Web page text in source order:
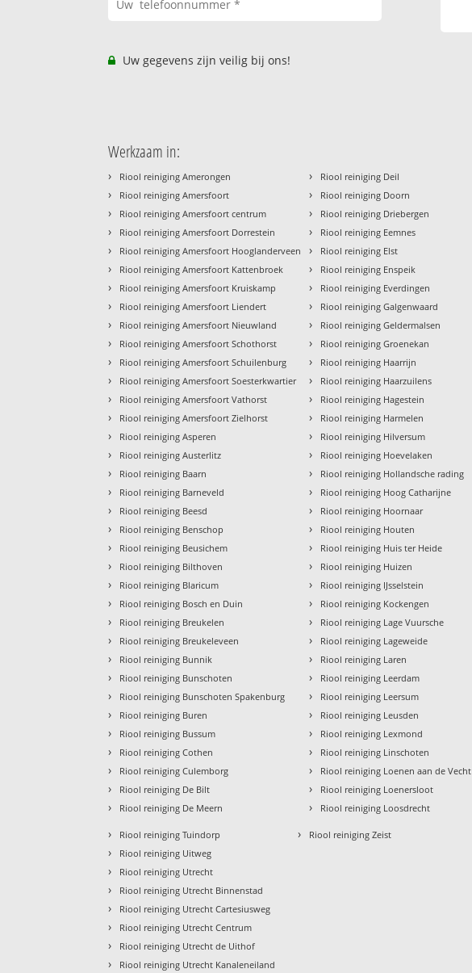
Uw gegevens zijn veilig bij ons!
Werkzaam in:
› Riool reiniging Amerongen
› Riool reiniging Amersfoort
› Riool reiniging Amersfoort centrum
› Riool reiniging Amersfoort Dorrestein
› Riool reiniging Amersfoort Hooglanderveen
› Riool reiniging Amersfoort Kattenbroek
› Riool reiniging Amersfoort Kruiskamp
› Riool reiniging Amersfoort Liendert
› Riool reiniging Amersfoort Nieuwland
› Riool reiniging Amersfoort Schothorst
› Riool reiniging Amersfoort Schuilenburg
› Riool reiniging Amersfoort Soesterkwartier
› Riool reiniging Amersfoort Vathorst
› Riool reiniging Amersfoort Zielhorst
› Riool reiniging Asperen
› Riool reiniging Austerlitz
› Riool reiniging Baarn
› Riool reiniging Barneveld
› Riool reiniging Beesd
› Riool reiniging Benschop
› Riool reiniging Beusichem
› Riool reiniging Bilthoven
› Riool reiniging Blaricum
› Riool reiniging Bosch en Duin
› Riool reiniging Breukelen
› Riool reiniging Breukeleveen
› Riool reiniging Bunnik
› Riool reiniging Bunschoten
› Riool reiniging Bunschoten Spakenburg
› Riool reiniging Buren
› Riool reiniging Bussum
› Riool reiniging Cothen
› Riool reiniging Culemborg
› Riool reiniging De Bilt
› Riool reiniging De Meern
› Riool reiniging Deil
› Riool reiniging Doorn
› Riool reiniging Driebergen
› Riool reiniging Eemnes
› Riool reiniging Elst
› Riool reiniging Enspeik
› Riool reiniging Everdingen
› Riool reiniging Galgenwaard
› Riool reiniging Geldermalsen
› Riool reiniging Groenekan
› Riool reiniging Haarrijn
› Riool reiniging Haarzuilens
› Riool reiniging Hagestein
› Riool reiniging Harmelen
› Riool reiniging Hilversum
› Riool reiniging Hoevelaken
› Riool reiniging Hollandsche rading
› Riool reiniging Hoog Catharijne
› Riool reiniging Hoornaar
› Riool reiniging Houten
› Riool reiniging Huis ter Heide
› Riool reiniging Huizen
› Riool reiniging IJsselstein
› Riool reiniging Kockengen
› Riool reiniging Lage Vuursche
› Riool reiniging Lageweide
› Riool reiniging Laren
› Riool reiniging Leerdam
› Riool reiniging Leersum
› Riool reiniging Leusden
› Riool reiniging Lexmond
› Riool reiniging Linschoten
› Riool reiniging Loenen aan de Vecht
› Riool reiniging Loenersloot
› Riool reiniging Loosdrecht
› Riool reiniging Tuindorp
› Riool reiniging Uitweg
› Riool reiniging Utrecht
› Riool reiniging Utrecht Binnenstad
› Riool reiniging Utrecht Cartesiusweg
› Riool reiniging Utrecht Centrum
› Riool reiniging Utrecht de Uithof
› Riool reiniging Utrecht Kanaleneiland
› Riool reiniging Zeist